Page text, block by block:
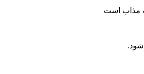
مذاب است